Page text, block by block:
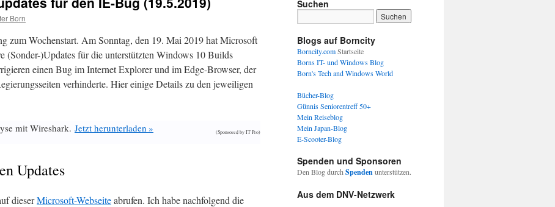
Born
zum Wochenstart. Am Sonntag, den 19. Mai 2019 hat Microsoft
(Sonder-)Updates für die unterstützten Windows 10 Builds
einen Bug im Internet Explorer und im Edge-Browser, der
verhinderte. Hier einige Details zu den jeweiligen
mit Wireshark. Jetzt herunterladen » (Sponsored by IT Pro)
Updates
dieserMicrosoft-Webseiteabrufen. Ich habe nachfolgend die
Suchen
Blogs auf Borncity
Borncity.comStartseite
Borns IT- und Windows Blog
Born's Tech and Windows World
Bücher-Blog
Günnis Seniorentreff 50+
Mein Reiseblog
Mein Japan-Blog
E-Scooter-Blog
Spenden und Sponsoren
Den Blog durch Spendenunterstützen.
Aus dem DNV-Netzwerk